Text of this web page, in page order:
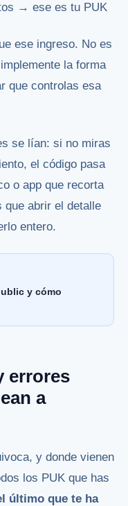
→ ese es tu PUK
ese ingreso. No es
la forma
que controlas esa
se lían: si no miras
el código pasa
o app que recorta
que abrir el detalle
entero.
y cómo
errores
a
y donde vienen
los PUK que has
último que te ha